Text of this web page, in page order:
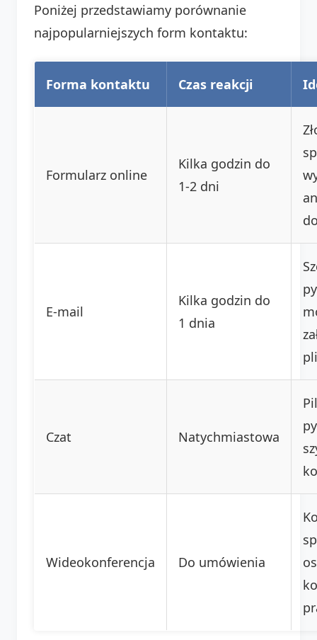
Poniżej przedstawiamy porównanie
najpopularniejszych form kontaktu:
Forma kontaktu Czas reakcji
Formularz online
Kilka godzin do
1-2 dni
E-mail
Kilka godzin do
1 dnia
Czat Natychmiastowa
Wideokonferencja Do umówienia